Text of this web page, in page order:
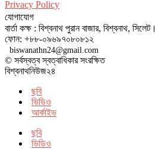
Privacy Policy
যোগাযোগ
বার্তা কক্ষ : বিশ্বনাথ পুরান বাজার, বিশ্বনাথ, সিলেট।
ফোন: +৮৮-০৯৬৯৭০৮০৮১২
biswanathn24@gmail.com
© সর্বস্বত্ব স্বত্বাধিকার সংরক্ষিত
বিশ্বনাথনিউজ২৪
ছবি
ভিডিও
আর্কাইভ
ছবি
ভিডিও